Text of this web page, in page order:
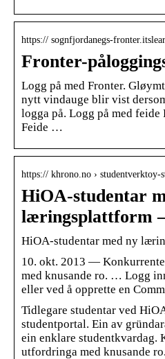
https:// sognfjordanegs-
Fronter-
Logg på med Fronter.
nytt vindauge blir vist
logga på. Logg på med feide
Feide …
https:// khrono.no › studentverktoy-
HiOA-studentar
læringsplattform
HiOA-studentar med ny
10. okt. 2013 —
med knusande ro. … Logg
eller ved å opprette en
Tidlegare studentar ved
studentportal. Ein av
ein enklare studentkvardag.
utfordringa med knusande ro.